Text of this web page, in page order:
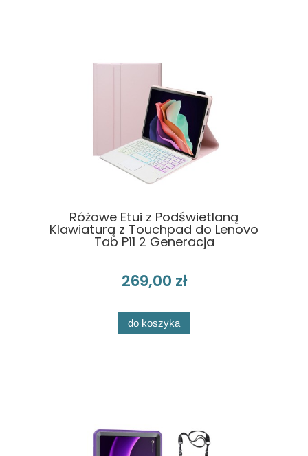
Różowe Etui z Podświetlaną
Klawiaturą z Touchpad do Lenovo
Tab P11 2 Generacja
269,00 zł
do koszyka